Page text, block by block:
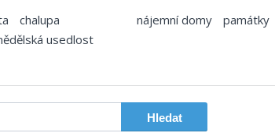
chalupa
usedlost
nájemní domy památky